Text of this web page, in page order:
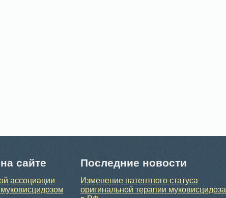
сайте
ассоциации
Последние новости
Изменение патентного статуса
оригинальной терапии муковисцидоза